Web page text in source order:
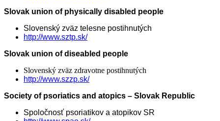
Slovak union of physically disabled people
Slovenský zväz telesne postihnutých
http://www.sztp.sk/
Slovak union of diseabled people
Slovenský zväz zdravotne postihnutých
http://www.szzp.sk/
Society of psoriatics and atopics – Slovak Republic
Spoločnosť psoriatikov a atopikov SR